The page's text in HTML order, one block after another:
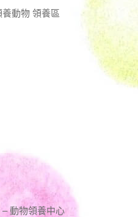
動物 領養區
動物領養中心